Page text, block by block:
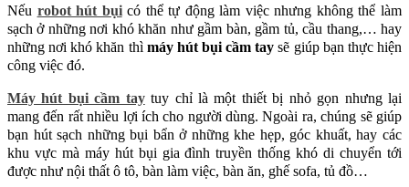
Nếu robot hút bụicó thể tự động làm việc nhưng không thể làm
sạch ở những nơi khó khăn như gầm bàn, gầm tủ, cầu thang,… hay
những nơi khó khăn thì máy hút bụi cầm tay sẽ giúp bạn thực hiện
công việc đó.
Máy hút bụi cầm taytuy chỉ là một thiết bị nhỏ gọn nhưng lại
mang đến rất nhiều lợi ích cho người dùng. Ngoài ra, chúng sẽ giúp
bạn hút sạch những bụi bẩn ở những khe hẹp, góc khuất, hay các
khu vực mà máy hút bụi gia đình truyền thống khó di chuyển tới
được như nội thất ô tô, bàn làm việc, bàn ăn, ghế sofa, tủ đồ…